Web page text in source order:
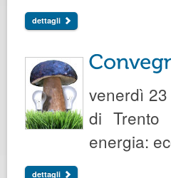
dettagli
venerdì
di Trento
energia:
dettagli